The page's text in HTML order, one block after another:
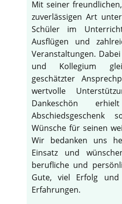
Mit seiner
zuverlässigen Art
Schüler im
Ausflügen und
Veranstaltungen.
und Kollegium
geschätzter
wertvolle
Dankeschön
Abschiedsgeschenk
Wünsche für seinen
Wir bedanken uns
Einsatz und
berufliche und
Gute, viel Erfolg und
Erfahrungen.